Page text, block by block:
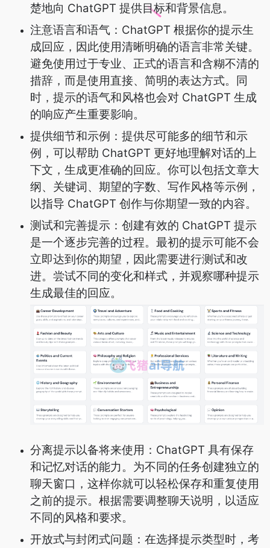
楚地向 ChatGPT 提供目标和背景信息。
注意语言和语气：ChatGPT 根据你的提示生
成回应，因此使用清晰明确的语言非常关键。
避免使用过于专业、正式的语言和含糊不清的
措辞，而是使用直接、简明的表达方式。同
时，提示的语气和风格也会对 ChatGPT 生成
的响应产生重要影响。
提供细节和示例：提供尽可能多的细节和示
例，可以帮助 ChatGPT 更好地理解对话的上
下文，生成更准确的回应。你可以包括文章大
纲、关键词、期望的字数、写作风格等示例，
以指导 ChatGPT 创作与你期望一致的内容。
测试和完善提示：创建有效的 ChatGPT 提示
是一个逐步完善的过程。最初的提示可能不会
立即达到你的期望，因此需要进行测试和改
进。尝试不同的变化和样式，并观察哪种提示
生成最佳的回应。
分离提示以备将来使用：ChatGPT 具有保存
和记忆对话的能力。为不同的任务创建独立的
聊天窗口，这样你就可以轻松保存和重复使用
之前的提示。根据需要调整聊天说明，以适应
不同的风格和要求。
开放式与封闭式问题：在选择提示类型时，考